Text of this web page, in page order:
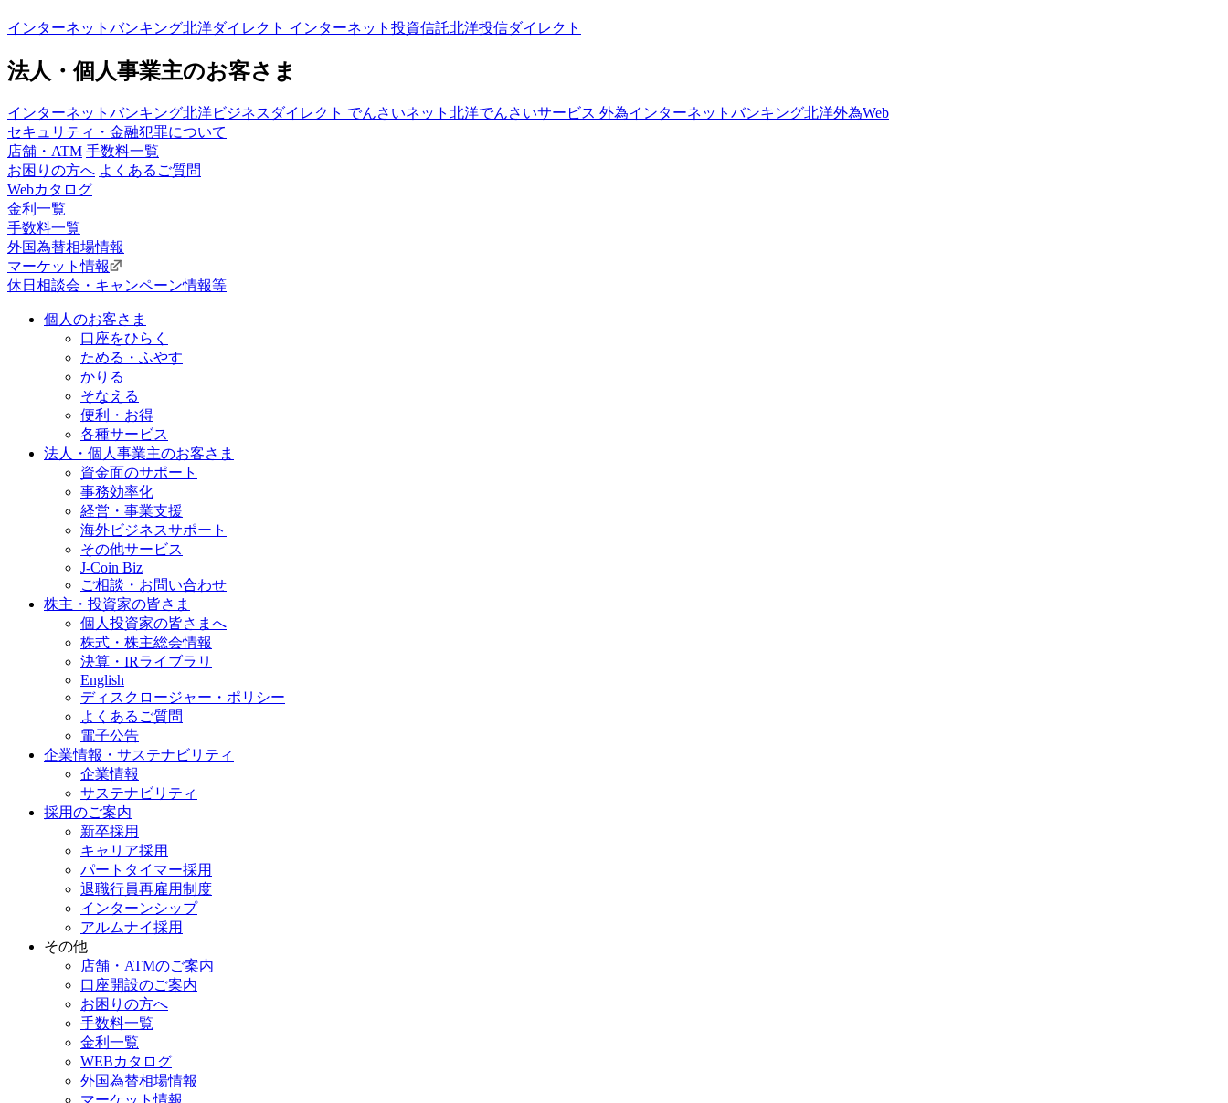
インターネットバンキング北洋ダイレクト インターネット投資信託北洋投信ダイレクト
法人・個人事業主のお客さま
インターネットバンキング北洋ビジネスダイレクト でんさいネット 北洋でんさいサービス 外為インターネットバンキング北洋外為Web
セキュリティ・金融犯罪について
店舗・ATM 手数料一覧
お困りの方へ よくあるご質問
Webカタログ
金利一覧
手数料一覧
外国為替相場情報
マーケット情報
休日相談会・キャンペーン情報等
個人のお客さま
口座をひらく
ためる・ふやす
かりる
そなえる
便利・お得
各種サービス
法人・個人事業主のお客さま
資金面のサポート
事務効率化
経営・事業支援
海外ビジネスサポート
その他サービス
J-Coin Biz
ご相談・お問い合わせ
株主・投資家の皆さま
個人投資家の皆さまへ
株式・株主総会情報
決算・IRライブラリ
English
ディスクロージャー・ポリシー
よくあるご質問
電子公告
企業情報・サステナビリティ
企業情報
サステナビリティ
採用のご案内
新卒採用
キャリア採用
パートタイマー採用
退職行員再雇用制度
インターンシップ
アルムナイ採用
その他
店舗・ATMのご案内
口座開設のご案内
お困りの方へ
手数料一覧
金利一覧
WEBカタログ
外国為替相場情報